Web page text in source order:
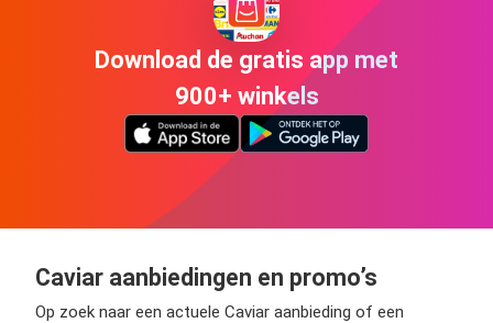
Download de gratis app met
900+ winkels
Caviar aanbiedingen en promo’s
Op zoek naar een actuele Caviar aanbieding of een